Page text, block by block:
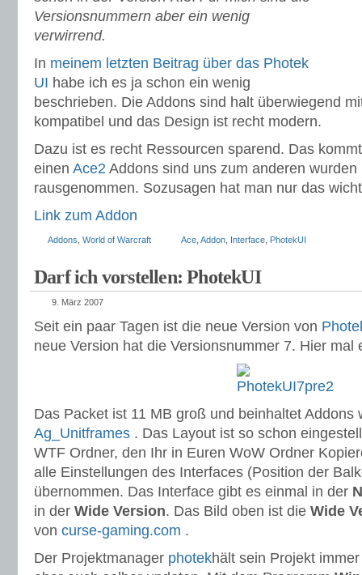
Versionsnummern aber ein wenig
verwirrend.
In meinem letzten Beitrag über das Photek
UI habe ich es ja schon ein wenig
beschrieben. Die Addons sind halt überwiegend
kompatibel und das Design ist recht modern.
Dazu ist es recht Ressourcen sparend. Das
einen Ace2 Addons sind uns zum anderen
rausgenommen. Sozusagen hat man nur das
Link zum Addon
Addons World of Warcraft Ace Addon Interface PhotekUI
Darf ich vorstellen: PhotekUI
9. März 2007
Seit ein paar Tagen ist die neue Version von
neue Version hat die Versionsnummer 7. Hier mal
Das Packet ist 11 MB groß und beinhaltet Addons
Ag_Unitframes . Das Layout ist so schon
WTF Ordner, den Ihr in Euren WoW Ordner
alle Einstellungen des Interfaces (Position der
übernommen. Das Interface gibt es einmal in der
in der Wide Version. Das Bild oben ist die Wide
von curse-gaming.com .
Der Projektmanager photekhält sein Projekt